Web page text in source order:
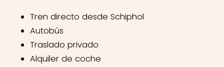
Tren directo desde Schiphol
Autobús
Traslado privado
Alquiler de coche